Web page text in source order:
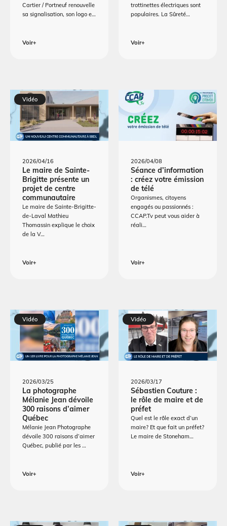
Cartier / Portneuf renouvelle
sa signalisation, son logo e…
Voir+
trottinettes électriques sont
populaires. La Sûreté…
Voir+
Vidéo
2026/04/16
Le maire de Sainte-
Brigitte présente un
projet de centre
communautaire
Le maire de Sainte-Brigitte-
de-Laval Mathieu
Thomassin explique le choix
de la V…
Voir+
2026/04/08
Séance d’information
: créez votre émission
de télé
Organismes, citoyens
engagés ou passionnés :
CCAP.Tv peut vous aider à
réali…
Voir+
Vidéo
2026/03/25
La photographe
Mélanie Jean dévoile
300 raisons d’aimer
Québec
Mélanie Jean Photographe
dévoile 300 raisons d’aimer
Québec, publié par les …
Voir+
Vidéo
2026/03/17
Sébastien Couture :
le rôle de maire et de
préfet
Quel est le rôle exact d’un
maire? Et que fait un préfet?
Le maire de Stoneham…
Voir+